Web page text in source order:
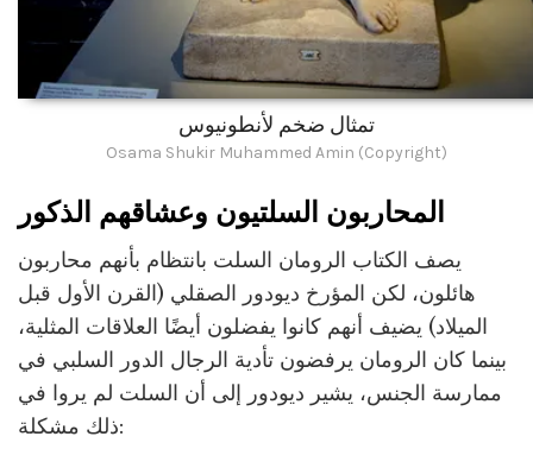
تمثال ضخم لأنطونيوس
Osama Shukir Muhammed Amin (Copyright)
المحاربون السلتيون وعشاقهم الذكور
يصف الكتاب الرومان السلت بانتظام بأنهم محاربون
هائلون، لكن المؤرخ ديودور الصقلي (القرن الأول قبل
الميلاد) يضيف أنهم كانوا يفضلون أيضًا العلاقات المثلية،
بينما كان الرومان يرفضون تأدية الرجال الدور السلبي في
ممارسة الجنس، يشير ديودور إلى أن السلت لم يروا في
ذلك مشكلة: